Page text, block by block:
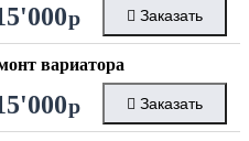
р Заказать
вариатора
р Заказать